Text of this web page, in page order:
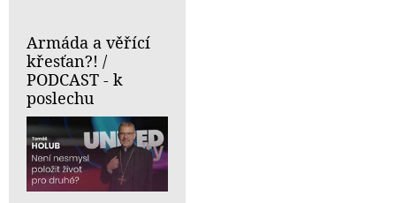
Armáda a věřící
křesťan?! /
PODCAST - k
poslechu